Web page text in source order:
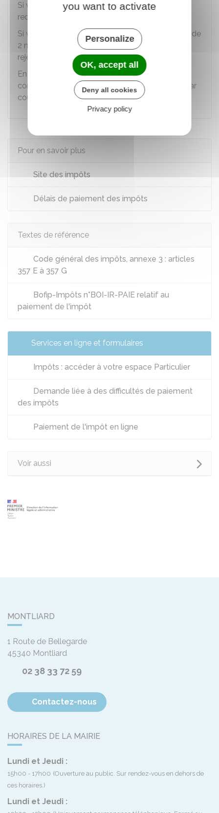
Si vous obtenez un délai supplémentaire, vous
recevez un échéancier pour vos paiements.
Si vous ne recevez pas de réponse dans le délai de
2 mois, votre demande est considérée comme
rejetée.
En cas de rejet de la demande, il est possible de
contacter le
conciliateur fiscal départemental
par
courrier ou par mail.
Pour en savoir plus
Site des impôts
Délais de paiement des impôts
Textes de référence
Code général des impôts, annexe 3 : articles
357 E à 357 G
Bofip-Impôts n°BOI-IR-PAIE relatif au
paiement de l'impôt
Services en ligne et formulaires
Impôts : accéder à votre espace Particulier
Demande liée à des difficultés de paiement
des impôts
Paiement de l'impôt en ligne
Voir aussi
MONTLIARD
1 Route de Bellegarde
45340 Montliard
02 38 33 72 59
Contactez-nous
HORAIRES DE LA MAIRIE
Lundi et Jeudi :
15h00 - 17h00 (Ouverture au public. Sur rendez-vous en dehors de
ces horaires.)
Lundi et Jeudi :
you want to activate
Personalize
OK, accept all
Deny all cookies
Privacy policy